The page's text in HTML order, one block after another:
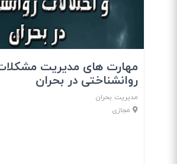
مهارت های مدیریت
روانشناختی در بحران
مدیریت بحران
مجازی